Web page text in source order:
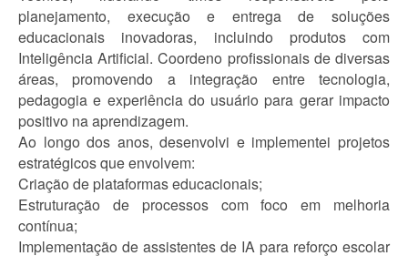
planejamento, execução e entrega de soluções
educacionais inovadoras, incluindo produtos com
Inteligência Artificial. Coordeno profissionais de diversas
áreas, promovendo a integração entre tecnologia,
pedagogia e experiência do usuário para gerar impacto
positivo na aprendizagem.
Ao longo dos anos, desenvolvi e implementei projetos
estratégicos que envolvem:
Criação de plataformas educacionais;
Estruturação de processos com foco em melhoria
contínua;
Implementação de assistentes de IA para reforço escolar